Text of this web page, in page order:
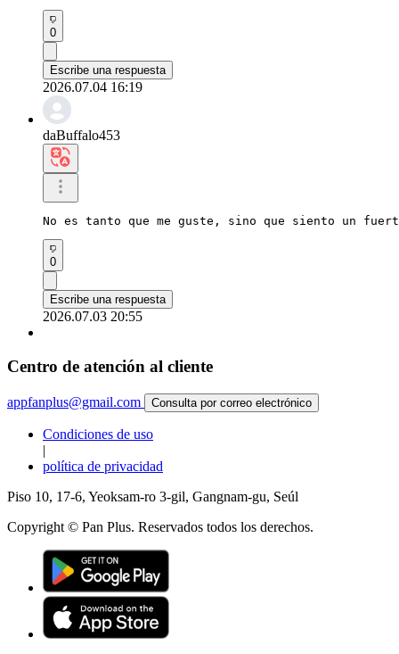
0
Escribe una respuesta
2026.07.04 16:19
daBuffalo453
No es tanto que me guste, sino que siento un
0
Escribe una respuesta
2026.07.03 20:55
Centro de atención al cliente
appfanplus@gmail.com Consulta por correo electrónico
Condiciones de uso
|
política de privacidad
Piso 10, 17-6, Yeoksam-ro 3-gil, Gangnam-gu, Seúl
Copyright © Pan Plus. Reservados todos los derechos.